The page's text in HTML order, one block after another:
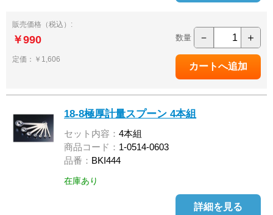
販売価格（税込）:
￥990
定価：￥1,606
数量 － ＋
18-8極厚計量スプーン 4本組
セット内容： 4本組
商品コード： 1-0514-0603
品番： BKI444
在庫あり
詳細を見る